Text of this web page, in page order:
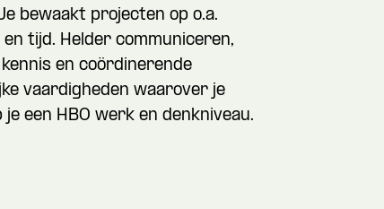
bewaakt projecten op o.a.
tijd. Helder communiceren,
en coördinerende
vaardigheden waarover je
een HBO werk en denkniveau.